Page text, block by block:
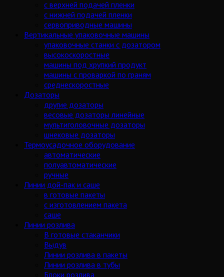
с верхней подачей пленки
с нижней подачей пленки
сервоприводные машины
Вертикальные упаковочные машины
упаковочные станки с дозатором
высокоскоростные
машины под хрупкий продукт
машины с проваркой по граням
среднескоростные
Дозаторы
другие дозаторы
весовые дозаторы линейные
мультиголовочные дозаторы
шнековые дозаторы
Термоусадочное оборудование
автоматические
полуавтоматические
ручные
Линии дой-пак и саше
в готовые пакеты
с изготовлением пакета
саше
Линии розлива
В готовые стаканчики
Выдув
Линии розлива в пакеты
Линии розлива в тубы
Блоки розлива